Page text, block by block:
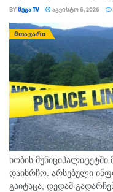
BYᲛᲔᲒᲐ TV ᲐᲒᲕᲘᲡᲢᲝ 6, 2026
ᲛᲗᲐᲕᲐᲠᲘ
ხობის
დაიხრჩო. არსებული
გაიტაცა, დედამ